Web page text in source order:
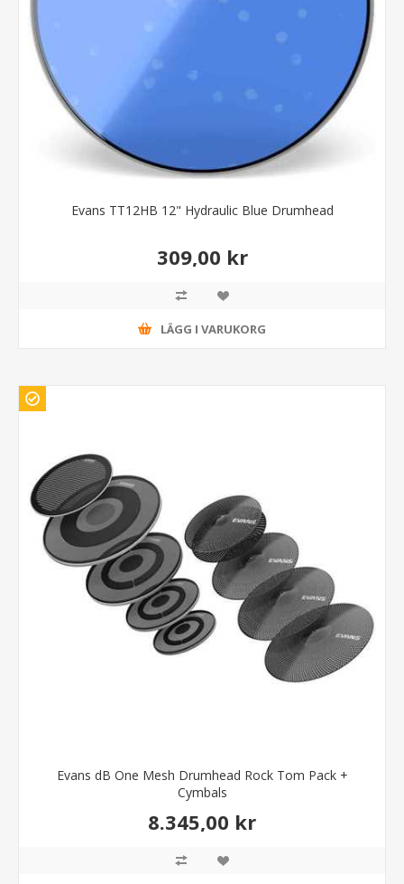
Evans TT12HB 12" Hydraulic Blue Drumhead
309,00 kr
LÄGG I VARUKORG
Evans dB One Mesh Drumhead Rock Tom Pack +
Cymbals
8.345,00 kr